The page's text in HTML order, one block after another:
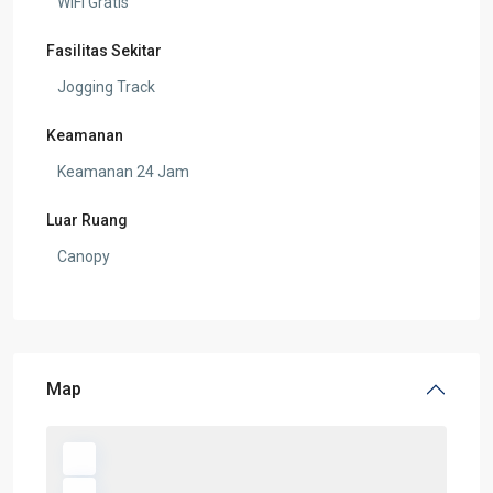
Fasilitas Sekitar
Jogging Track
Keamanan
Keamanan 24 Jam
Luar Ruang
Canopy
Map